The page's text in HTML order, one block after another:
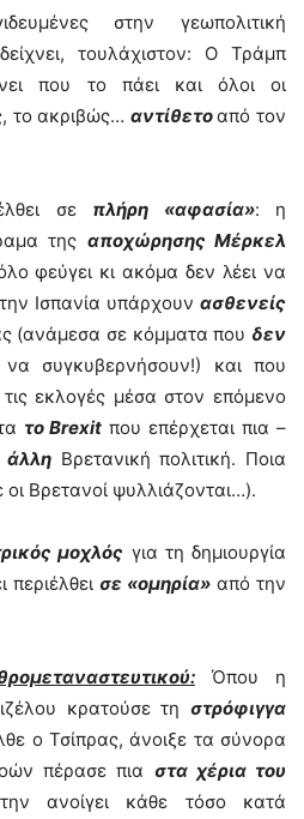
στην γεωπολιτική
τουλάχιστον: Ο Τράμπ
που το πάει και όλοι οι
το ακριβώς… αντίθετοαπό τον
σε πλήρη «αφασία»: η
της αποχώρησης Μέρκελ
φεύγει κι ακόμα δεν λέει να
Ισπανία υπάρχουν ασθενείς
(ανάμεσα σε κόμματα που δεν
συγκυβερνήσουν!) και που
εκλογές μέσα στον επόμενο
το Brexit που επέρχεται πια –
άλλη Βρετανική πολιτική. Ποια
Βρετανοί ψυλλιάζονται…).
μοχλός για τη δημιουργία
περιέλθει σε «ομηρία» από την
Όπου η
κρατούσε τη στρόφιγγα
ο Τσίπρας, άνοιξε τα σύνορα
πέρασε πια στα χέρια του
ανοίγει κάθε τόσο κατά